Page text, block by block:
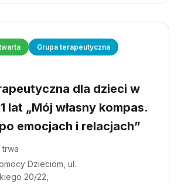
Grupa terapeutyczna
dla dzieci w
lat „Mój własny kompas.
emocjach i relacjach”
trwa
Dzieciom, ul.
20/22,